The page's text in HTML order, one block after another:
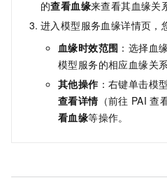
的查看血缘来查看其血缘关
进入模型服务血缘详情页，
血缘时效范围 ：选择血
模型服务的相应血缘关系
其他操作 ：右键单击模
查看详情（前往 PAI 查
看血缘等操作。